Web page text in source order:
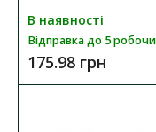
заземленням
Наявність: В
Schneider Electric
В наявності
Відправка до 5
175.98 грн